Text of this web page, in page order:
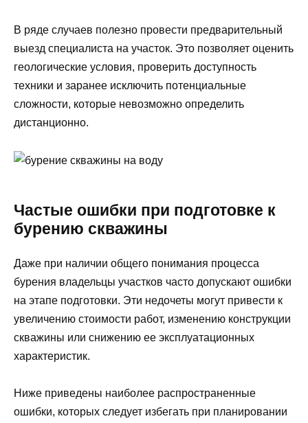
В ряде случаев полезно провести предварительный
выезд специалиста на участок. Это позволяет оценить
геологические условия, проверить доступность
техники и заранее исключить потенциальные
сложности, которые невозможно определить
дистанционно.
Частые ошибки при подготовке к
бурению скважины
Даже при наличии общего понимания процесса
бурения владельцы участков часто допускают ошибки
на этапе подготовки. Эти недочеты могут привести к
увеличению стоимости работ, изменению конструкции
скважины или снижению ее эксплуатационных
характеристик.
Ниже приведены наиболее распространенные
ошибки, которых следует избегать при планировании